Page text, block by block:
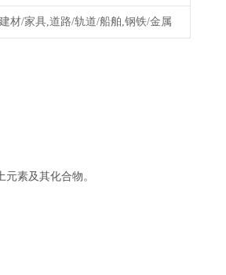
材/家具,道路/轨道/船舶,钢铁/金属
素及其化合物。